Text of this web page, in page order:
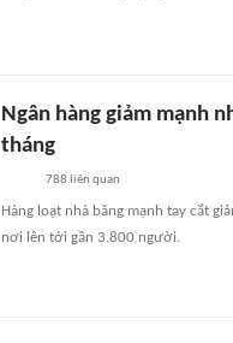
Ngân hàng giảm mạnh
tháng
788 liên quan
Hàng loạt nhà băng mạnh tay cắt
nơi lên tới gần 3.800 người.